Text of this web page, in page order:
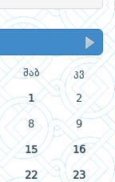
შაბ კვ
1 2
8 9
15 16
22 23